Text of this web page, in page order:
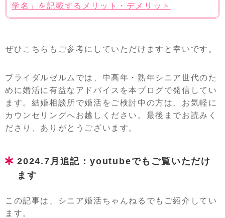
学名」を記載するメリット・デメリット
ぜひこちらもご参考にしていただけますと幸いです。
ブライダルゼルムでは、中高年・熟年シニア世代のた
めに婚活に有益なアドバイスを本ブログで発信してい
ます。結婚相談所で婚活をご検討中の方は、お気軽に
カウンセリングへお越しください。最後までお読みく
ださり、ありがとうございます。
2024.7月追記：youtubeでもご覧いただけ
ます
この記事は、シニア婚活ちゃんねるでもご紹介してい
ます。